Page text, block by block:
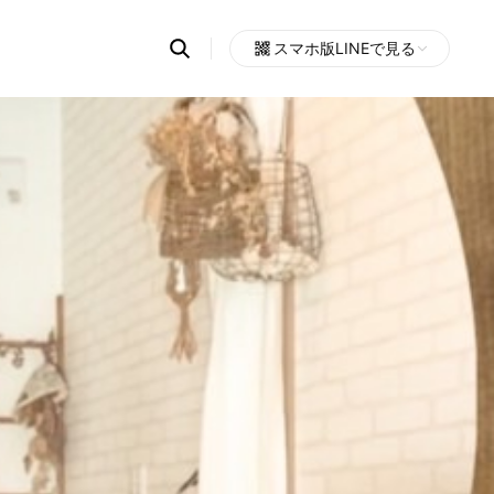
Search
OpenChats
messages
search
area
スマホ版LINEで見る